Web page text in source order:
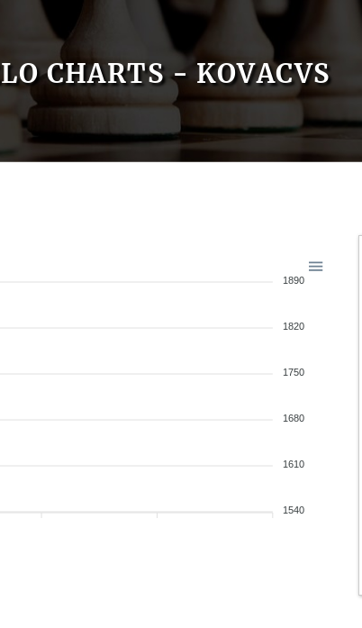
CHARTS - KOVACVS
1890
1820
1750
1680
1610
1540